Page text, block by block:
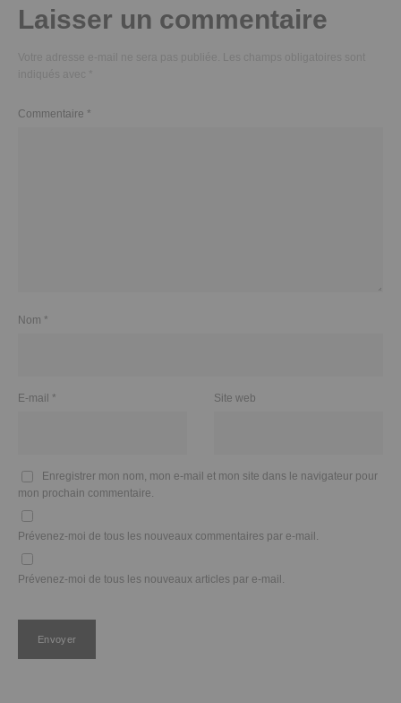
Laisser un commentaire
Votre adresse e-mail ne sera pas publiée.
Les champs obligatoires sont
Commentaire *
Nom *
E-mail * Site web
Enregistrer mon nom, mon e-mail et mon site dans le navigateur pour
mon prochain commentaire.
Prévenez-moi de tous les nouveaux commentaires par e-mail.
Prévenez-moi de tous les nouveaux articles par e-mail.